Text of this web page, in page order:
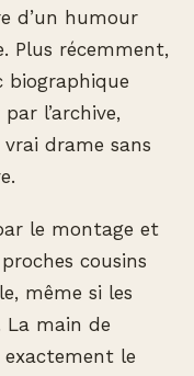
d’un humour
Plus récemment,
biographique
l’archive,
drame sans
le montage et
cousins
même si les
La main de
exactement le